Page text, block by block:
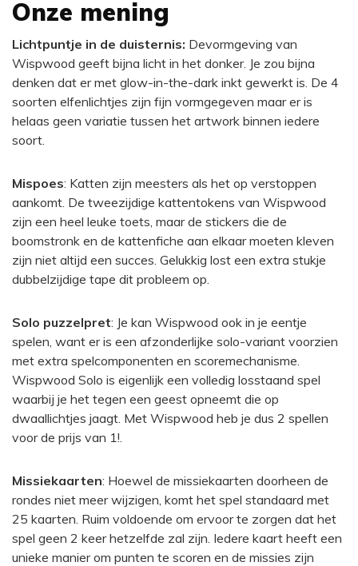
Onze mening
Lichtpuntje in de duisternis: Devormgeving van
Wispwood geeft bijna licht in het donker. Je zou bijna
denken dat er met glow-in-the-dark inkt gewerkt is. De 4
soorten elfenlichtjes zijn fijn vormgegeven maar er is
helaas geen variatie tussen het artwork binnen iedere
soort.
Mispoes: Katten zijn meesters als het op verstoppen
aankomt. De tweezijdige kattentokens van Wispwood
zijn een heel leuke toets, maar de stickers die de
boomstronk en de kattenfiche aan elkaar moeten kleven
zijn niet altijd een succes. Gelukkig lost een extra stukje
dubbelzijdige tape dit probleem op.
Solo puzzelpret: Je kan Wispwood ook in je eentje
spelen, want er is een afzonderlijke solo-variant voorzien
met extra spelcomponenten en scoremechanisme.
Wispwood Solo is eigenlijk een volledig losstaand spel
waarbij je het tegen een geest opneemt die op
dwaallichtjes jaagt. Met Wispwood heb je dus 2 spellen
voor de prijs van 1!.
Missiekaarten: Hoewel de missiekaarten doorheen de
rondes niet meer wijzigen, komt het spel standaard met
25 kaarten. Ruim voldoende om ervoor te zorgen dat het
spel geen 2 keer hetzelfde zal zijn. Iedere kaart heeft een
unieke manier om punten te scoren en de missies zijn